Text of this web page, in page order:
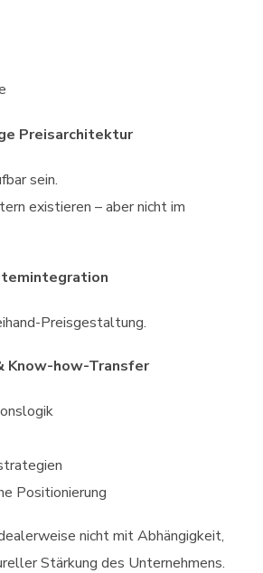
Preisarchitektur
sein.
existieren – aber nicht im
Preisgestaltung.
Know-how-Transfer
Positionierung
nicht mit Abhängigkeit,
Stärkung des Unternehmens.